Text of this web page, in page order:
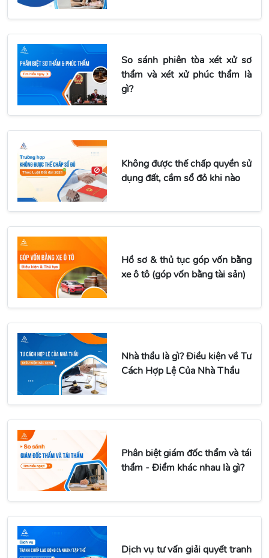
So sánh phiên tòa xét xử sơ
thẩm và xét xử phúc thẩm là
gì?
Không được thế chấp quyền sử
dụng đất, cầm sổ đỏ khi nào
Hồ sơ & thủ tục góp vốn bằng
xe ô tô (góp vốn bằng tài sản)
Nhà thầu là gì? Điều kiện về Tư
Cách Hợp Lệ Của Nhà Thầu
Phân biệt giám đốc thẩm và tái
thẩm - Điểm khác nhau là gì?
Dịch vụ tư vấn giải quyết tranh